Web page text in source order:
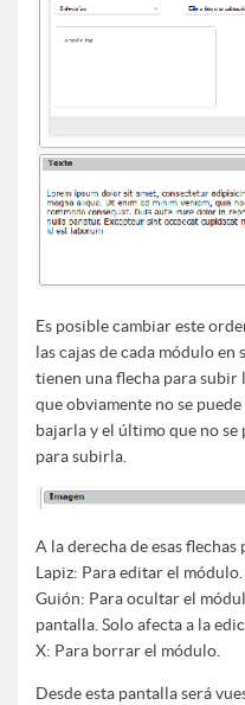
Es posible cambiar este
las cajas de cada módulo
tienen una flecha para subir
que obviamente no se
bajarla y el último que no
para subirla.
A la derecha de esas
Lapiz: Para editar el módulo.
Guión: Para ocultar el
pantalla. Solo afecta a la
X: Para borrar el módulo.
Desde esta pantalla será